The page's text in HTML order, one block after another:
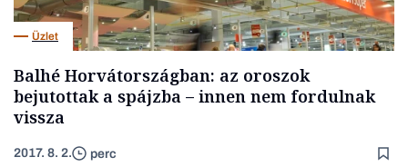
Üzlet
Balhé Horvátországban: az oroszok
bejutottak a spájzba – innen nem fordulnak
vissza
2017. 8. 2. perc